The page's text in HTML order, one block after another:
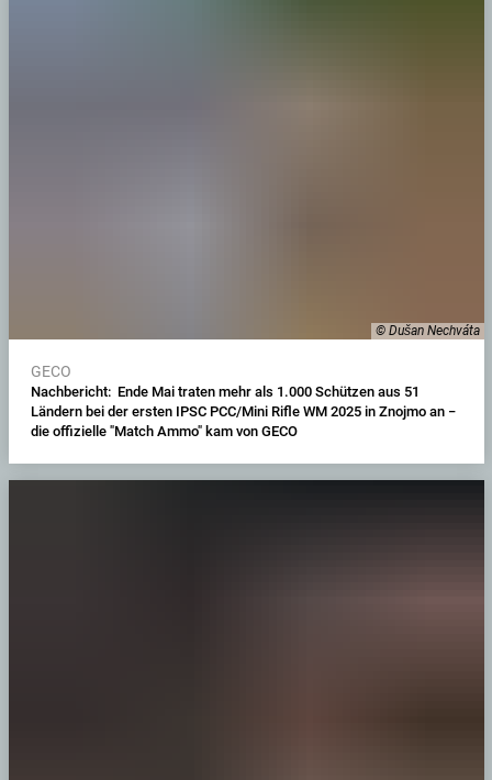
© Dušan Nechváta
GECO
Nachbericht: Ende Mai traten mehr als 1.000 Schützen aus 51
Ländern bei der ersten IPSC PCC/Mini Rifle WM 2025 in Znojmo an −
die offizielle "Match Ammo" kam von GECO